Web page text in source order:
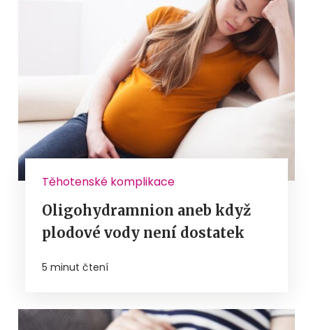
Těhotenské komplikace
Oligohydramnion aneb když
plodové vody není dostatek
5 minut čtení